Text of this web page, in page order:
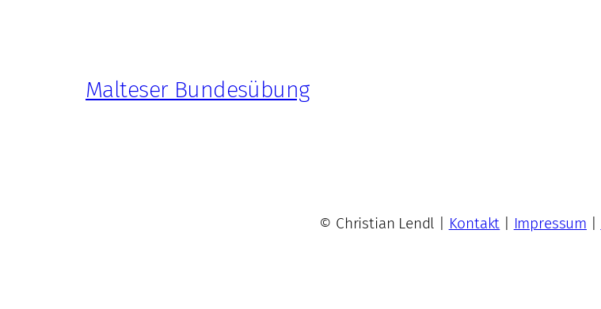
Malteser Bundesübung
© Christian Lendl | Kontakt Impressum